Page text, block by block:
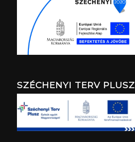
SZÉCHENYI TERV PLUSZ